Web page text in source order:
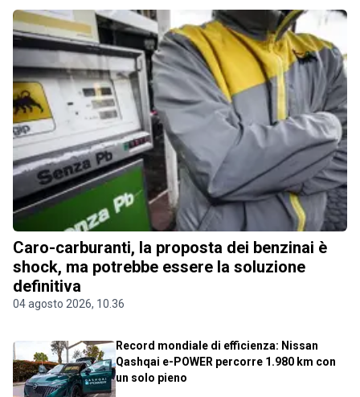
Caro-carburanti, la proposta dei benzinai è
shock, ma potrebbe essere la soluzione
definitiva
04 agosto 2026, 10.36
Record mondiale di efficienza: Nissan
Qashqai e-POWER percorre 1.980 km con
un solo pieno